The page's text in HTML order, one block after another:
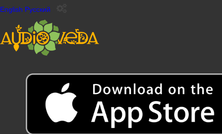
English Русский